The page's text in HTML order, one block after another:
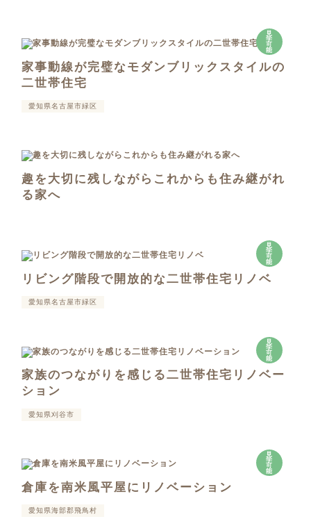
見
学
可
能
家事動線が完璧なモダンブリックスタイルの
二世帯住宅
愛知県名古屋市緑区
趣を大切に残しながらこれからも住み継がれ
る家へ
見
学
可
能
リビング階段で開放的な二世帯住宅リノベ
愛知県名古屋市緑区
見
学
可
能
家族のつながりを感じる二世帯住宅リノベー
ション
愛知県刈谷市
見
学
可
能
倉庫を南米風平屋にリノベーション
愛知県海部郡飛鳥村